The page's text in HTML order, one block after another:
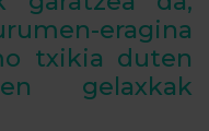
eragina
txikia duten
gelaxkak